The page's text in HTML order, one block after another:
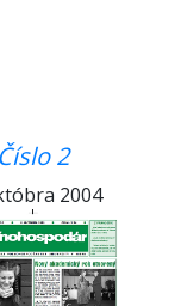
Číslo 2
2004